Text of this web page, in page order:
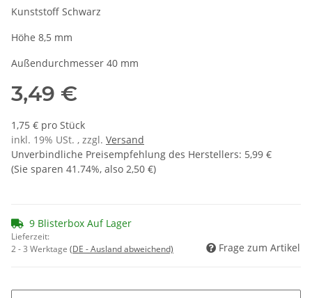
Kunststoff Schwarz
Höhe 8,5 mm
Außendurchmesser 40 mm
3,49 €
1,75 € pro Stück
inkl. 19% USt. , zzgl. Versand
Unverbindliche Preisempfehlung des Herstellers: 5,99 €
(Sie sparen 41.74%, also 2,50 €)
9 Blisterbox Auf Lager
Lieferzeit:
2 - 3 Werktage (DE - Ausland abweichend) Frage zum Artikel